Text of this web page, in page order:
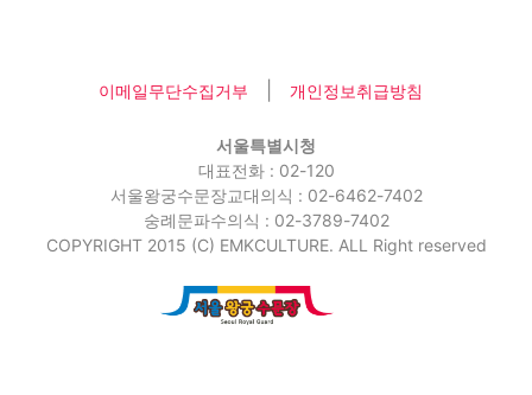
이메일무단수집거부 개인정보취급방침
서울특별시청
대표전화 : 02-120
서울왕궁수문장교대의식 : 02-6462-7402
숭례문파수의식 : 02-3789-7402
COPYRIGHT 2015 (C) EMKCULTURE. ALL Right reserved